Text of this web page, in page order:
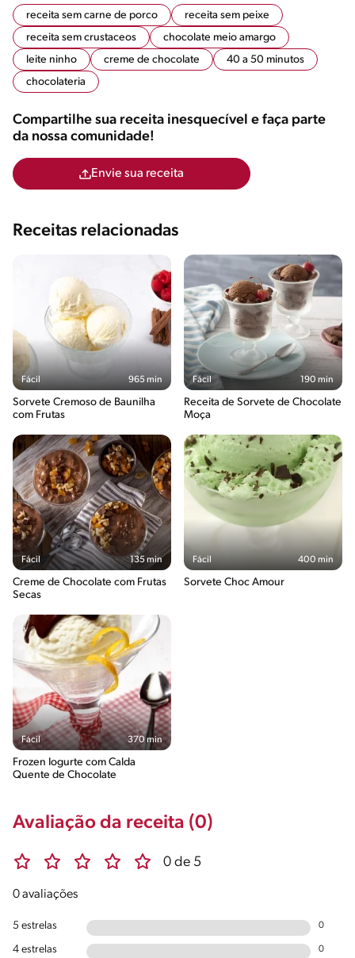
receita sem carne de porco
receita sem peixe
receita sem crustaceos
chocolate meio amargo
leite ninho
creme de chocolate
40 a 50 minutos
chocolateria
Compartilhe sua receita inesquecível e faça parte
da nossa comunidade!
Envie sua receita
Receitas relacionadas
Fácil 965 min
Sorvete Cremoso de Baunilha
com Frutas
Fácil 190 min
Receita de Sorvete de Chocolate
Moça
Fácil 135 min
Creme de Chocolate com Frutas
Secas
Fácil 400 min
Sorvete Choc Amour
Fácil 370 min
Frozen Iogurte com Calda
Quente de Chocolate
Avaliação da receita (0)
0 de 5
0 avaliações
5 estrelas 0
4 estrelas 0